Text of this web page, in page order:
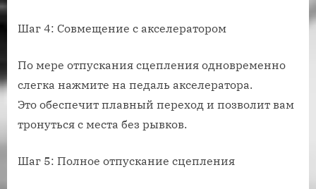
Шаг 4: Совмещение с акселератором
По мере отпускания сцепления одновременно
слегка нажмите на педаль акселератора.
Это обеспечит плавный переход и позволит вам
тронуться с места без рывков.
Шаг 5: Полное отпускание сцепления